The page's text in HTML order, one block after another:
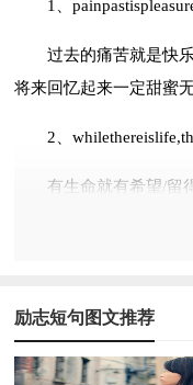
1、
过去的痛苦就是快乐
将来回忆起来一定甜蜜
2、
有生命就有希望/留得
3、
念。]
4、
励志短句图文推荐